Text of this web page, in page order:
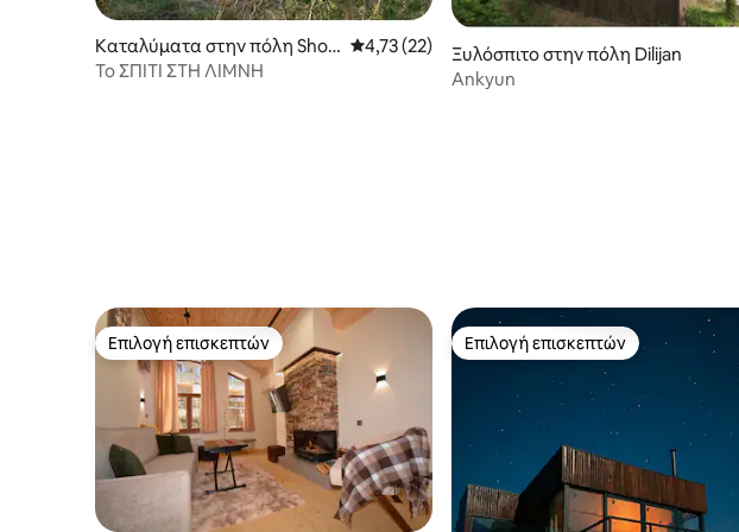
Καταλύματα στην πόλη Shog
hakat
Μέση βαθμολογία: 4,73 στα 5, 22 κριτικές
4,73 (22)
Το ΣΠΙΤΙ ΣΤΗ ΛΙΜΝΗ
Ξυλόσπιτο στην πόλη Dilijan
Ankyun
Επιλογή επισκεπτών
Επιλογή επισκεπτών Επιλογή επισκεπτών
Επιλογή επισκεπτών